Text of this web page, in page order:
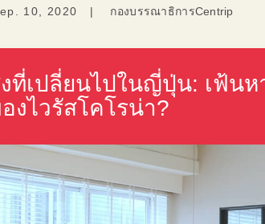
10, 2020 | กองบรรณาธิการCentrip
ที่เปลี่ยนไปในญี่ปุ่น: เฟ้น
งไวรัสโคโรน่า?